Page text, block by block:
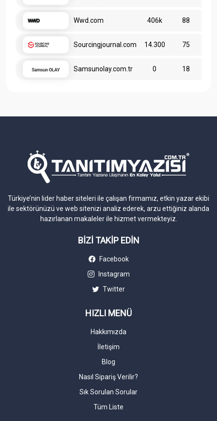
Wwd.com 406k 88
Sourcingjournal.com 14.300 75
Samsunolay.com.tr 0 18
Türkiye’nin lider haber siteleri ile çalışan firmamız, etkin yazar ekibi
ile sektörünüzü ve web sitenizi analiz ederek, arzu ettiğiniz alanda
hazırlanan makaleler ile hizmet vermekteyiz.
BİZİ TAKİP EDİN
Facebook
Instagram
Twitter
HIZLI MENÜ
Hakkımızda
İletişim
Blog
Nasıl Sipariş Verilir?
Sık Sorulan Sorular
Tüm Liste